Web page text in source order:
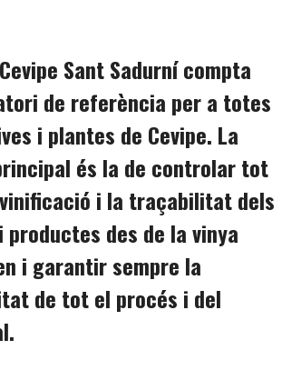
Sant Sadurní compta
de referència per a totes
i plantes de Cevipe. La
és la de controlar tot
i la traçabilitat dels
des de la vinya
i garantir sempre la
de tot el procés i del